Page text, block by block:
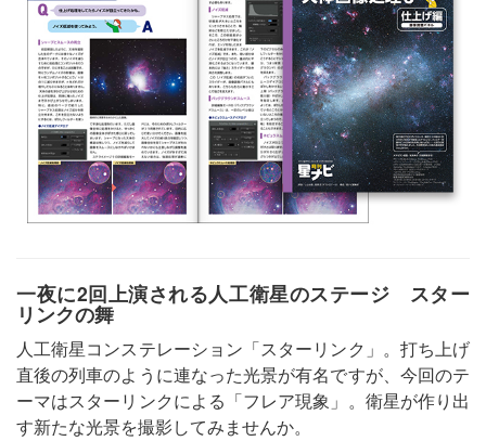
一夜に2回上演される人工衛星のステージ スター
リンクの舞
人工衛星コンステレーション「スターリンク」。打ち上げ
直後の列車のように連なった光景が有名ですが、今回のテ
ーマはスターリンクによる「フレア現象」。衛星が作り出
す新たな光景を撮影してみませんか。